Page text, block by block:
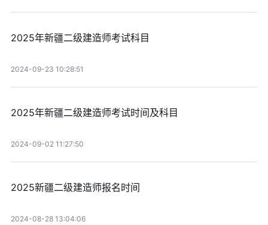
2025年新疆二级建造师考试科目
2024-09-23 10:28:51
2025年新疆二级建造师考试时间及科目
2024-09-02 11:27:50
2025新疆二级建造师报名时间
2024-08-28 13:04:06